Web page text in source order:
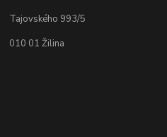
Tajovského 993/5
010 01 Žilina